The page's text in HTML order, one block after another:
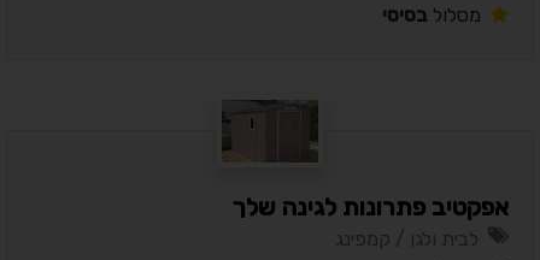
מסלול בסיסי
אפקטיב פתרונות לגינה שלך
לבית ולגן / קמפינג